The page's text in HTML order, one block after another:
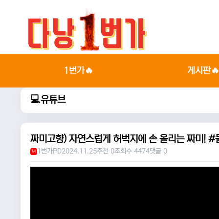
1번가🔥 게시판🔥
💻유튜브
짜미고향) 자연스럽게 허벅지에 손 올리는 짜미!
M 1번가PD2024.11.25추천 0조회수 4474댓글 0